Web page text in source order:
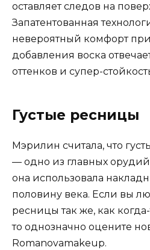
оставляет следов на
Запатентованная
невероятный комфорт при
добавления воска
оттенков и супер-
Густые ресницы
Мэрилин считала, что
— одно из главных
она использовала
половину века. Если вы
ресницы так же, как
то однозначно оцените
Romanovamakeup.